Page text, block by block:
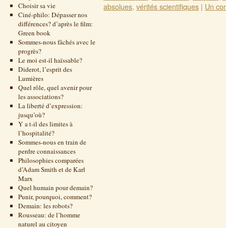
Choisir sa vie
Ciné-philo: Dépasser nos
différences? d’après le film:
Green book
Sommes-nous fâchés avec le
progrès?
Le moi est-il haïssable?
Diderot, l’esprit des
Lumières
Quel rôle, quel avenir pour
les associations?
La liberté d’expression:
jusqu’où?
Y a t-il des limites à
l’hospitalité?
Sommes-nous en train de
perdre connaissances
Philosophies comparées
d’Adam Smith et de Karl
Marx
Quel humain pour demain?
Punir, pourquoi, comment?
Demain: les robots?
Rousseau: de l’homme
naturel au citoyen
absolues, vérités scientifiques | Un